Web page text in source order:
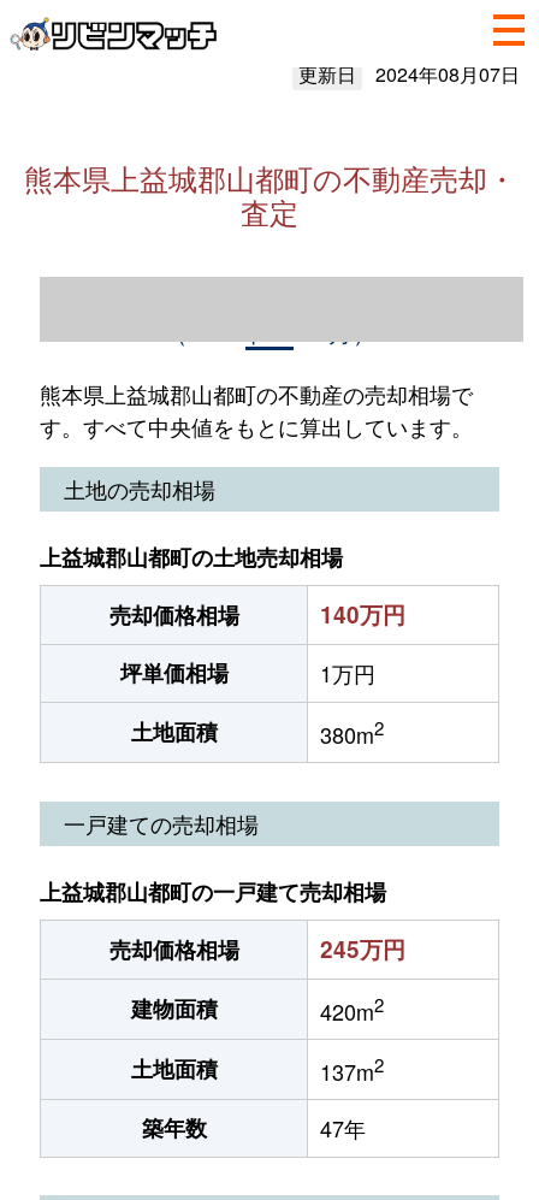
更新日 2024年08月07日
熊本県上益城郡山都町の不動産売却・
査定
熊本県上益城郡山都町の不動産の売却相場で
す。すべて中央値をもとに算出しています。
土地の売却相場
上益城郡山都町の土地売却相場
売却価格相場
140万円
坪単価相場
1万円
土地面積
380m2
一戸建ての売却相場
上益城郡山都町の一戸建て売却相場
売却価格相場
245万円
建物面積 420m2
土地面積 137m2
築年数 47年